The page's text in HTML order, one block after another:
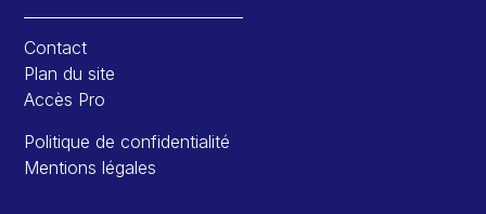
Contact
Plan du site
Accès Pro
Politique de confidentialité
Mentions légales